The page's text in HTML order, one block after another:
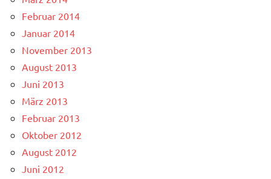
Februar 2014
Januar 2014
November 2013
August 2013
Juni 2013
März 2013
Februar 2013
Oktober 2012
August 2012
Juni 2012